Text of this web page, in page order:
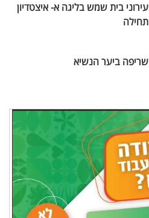
עירוני בית שמש בליגה א- איצטדיון
תחילה
שריפה ביער הנשיא